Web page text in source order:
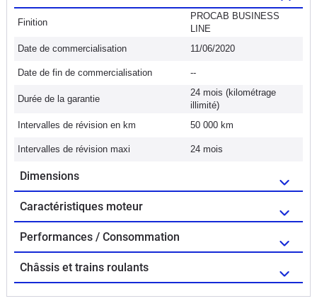
Finition
PROCAB BUSINESS
LINE
Date de commercialisation
11/06/2020
Date de fin de commercialisation --
Durée de la garantie
24 mois (kilométrage
illimité)
Intervalles de révision en km
50 000 km
Intervalles de révision maxi 24 mois
Dimensions
Caractéristiques moteur
Performances / Consommation
Châssis et trains roulants